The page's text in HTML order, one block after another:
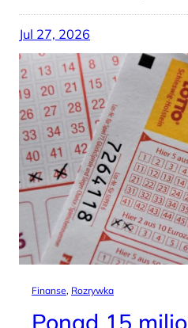
Jul 27, 2026
Finanse, Rozrywka
Ponad 15